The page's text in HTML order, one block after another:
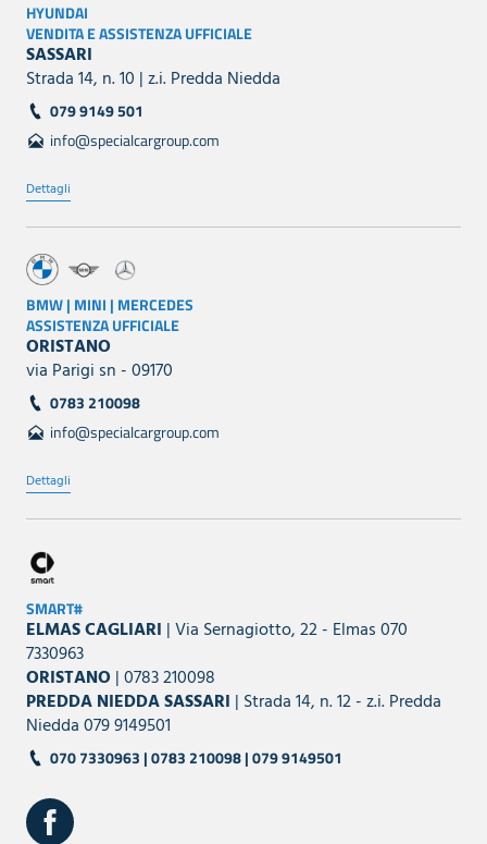
HYUNDAI
VENDITA E ASSISTENZA UFFICIALE
SASSARI
Strada 14, n. 10 | z.i. Predda Niedda
079 9149 501
info@specialcargroup.com
Dettagli
BMW | MINI | MERCEDES
ASSISTENZA UFFICIALE
ORISTANO
via Parigi sn - 09170
0783 210098
info@specialcargroup.com
Dettagli
SMART#
ELMAS CAGLIARI | Via Sernagiotto, 22 - Elmas 070
7330963
ORISTANO| 0783 210098
PREDDA NIEDDA SASSARI | Strada 14, n. 12 - z.i. Predda
Niedda 079 9149501
070 7330963 | 0783 210098 | 079 9149501